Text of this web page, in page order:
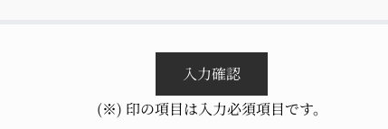
(※) 印の項目は入力必須項目です。